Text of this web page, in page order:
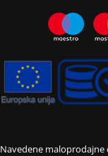
Navedene